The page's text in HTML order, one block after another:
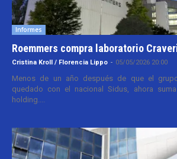
Informes
Roemmers compra laboratorio
Cristina Kroll / Florencia Lippo - 05/05/2026 20:00
Menos de un año después de que el
quedado con el nacional Sidus, ahora
holding....